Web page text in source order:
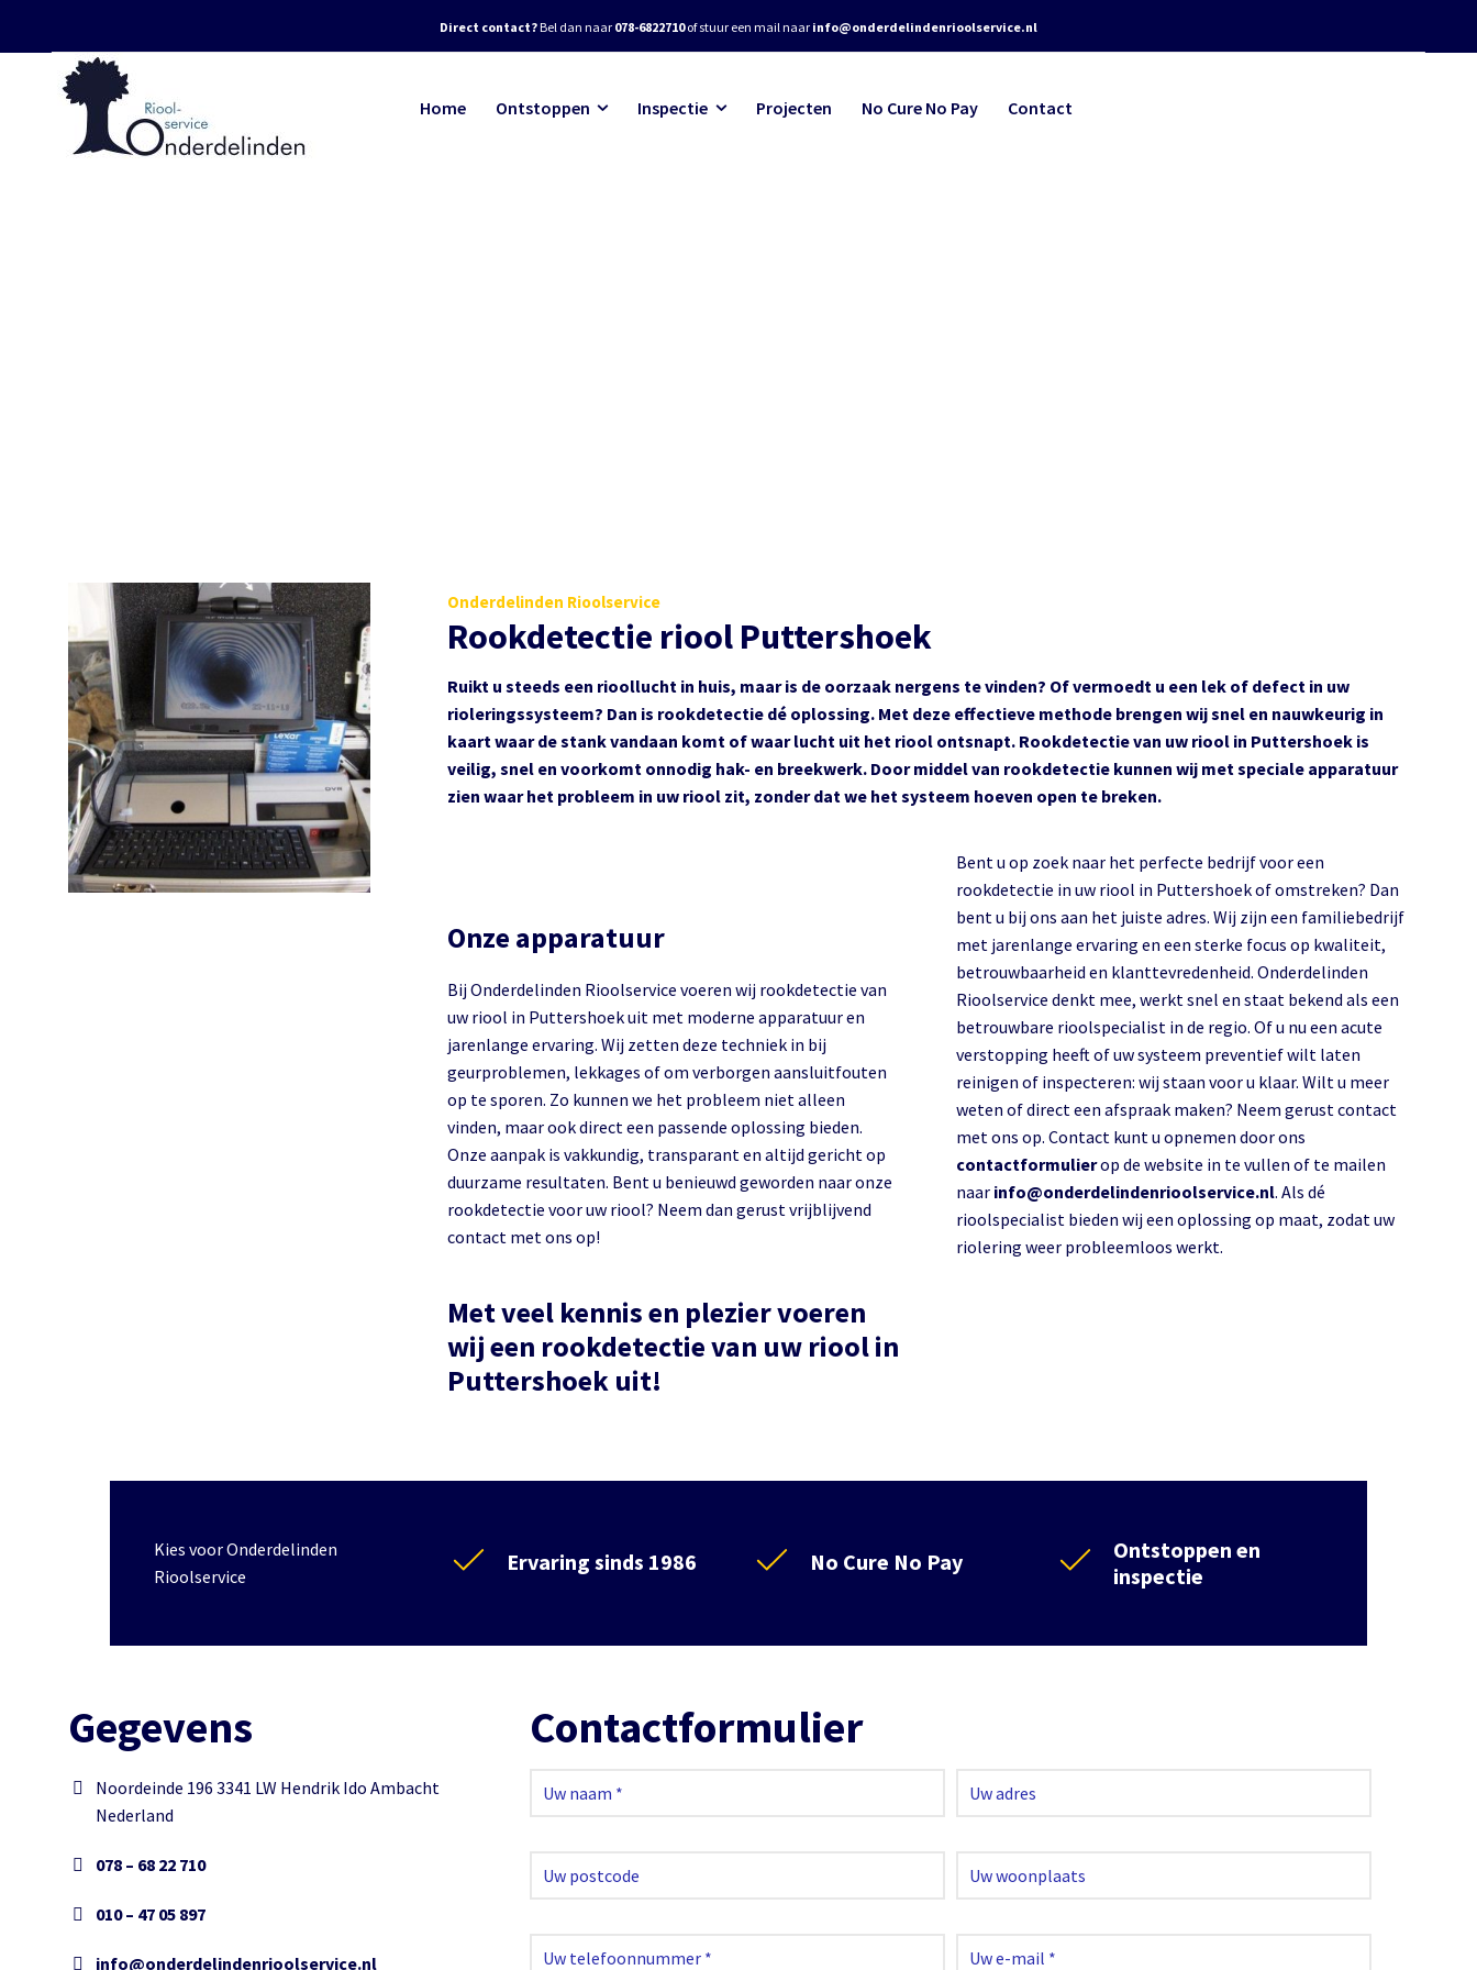
Direct contact?Bel dan naar 078-6822710of stuur een mail naar info@onderdelindenrioolservice.nl
Home Ontstoppen Inspectie Projecten No Cure No Pay Contact
Onderdelinden Rioolservice
Rookdetectie riool Puttershoek
Ruikt u steeds een rioollucht in huis, maar is de oorzaak nergens te vinden? Of vermoedt u een lek of defect in uw
rioleringssysteem? Dan is rookdetectie dé oplossing. Met deze effectieve methode brengen wij snel en nauwkeurig in
kaart waar de stank vandaan komt of waar lucht uit het riool ontsnapt. Rookdetectie van uw riool in Puttershoek is
veilig, snel en voorkomt onnodig hak- en breekwerk. Door middel van rookdetectie kunnen wij met speciale apparatuur
zien waar het probleem in uw riool zit, zonder dat we het systeem hoeven open te breken.
Onze apparatuur
Bij Onderdelinden Rioolservice voeren wij rookdetectie van
uw riool in Puttershoek uit met moderne apparatuur en
jarenlange ervaring. Wij zetten deze techniek in bij
geurproblemen, lekkages of om verborgen aansluitfouten
op te sporen. Zo kunnen we het probleem niet alleen
vinden, maar ook direct een passende oplossing bieden.
Onze aanpak is vakkundig, transparant en altijd gericht op
duurzame resultaten. Bent u benieuwd geworden naar onze
rookdetectie voor uw riool? Neem dan gerust vrijblijvend
contact met ons op!
Met veel kennis en plezier voeren
wij een rookdetectie van uw riool in
Puttershoek uit!
Bent u op zoek naar het perfecte bedrijf voor een
rookdetectie in uw riool in Puttershoek of omstreken? Dan
bent u bij ons aan het juiste adres. Wij zijn een familiebedrijf
met jarenlange ervaring en een sterke focus op kwaliteit,
betrouwbaarheid en klanttevredenheid. Onderdelinden
Rioolservice denkt mee, werkt snel en staat bekend als een
betrouwbare rioolspecialist in de regio. Of u nu een acute
verstopping heeft of uw systeem preventief wilt laten
reinigen of inspecteren: wij staan voor u klaar. Wilt u meer
weten of direct een afspraak maken? Neem gerust contact
met ons op. Contact kunt u opnemen door ons
contactformulierop de website in te vullen of te mailen
naar info@onderdelindenrioolservice.nl. Als dé
rioolspecialist bieden wij een oplossing op maat, zodat uw
riolering weer probleemloos werkt.
Kies voor Onderdelinden
Rioolservice
Ervaring sinds 1986 No Cure No Pay
Ontstoppen en
inspectie
Gegevens
Noordeinde 196 3341 LW Hendrik Ido Ambacht
Nederland
078 – 68 22 710
010 – 47 05 897
info@onderdelindenrioolservice.nl
Contactformulier